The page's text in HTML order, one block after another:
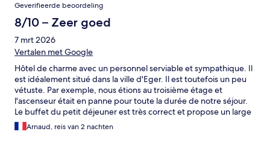
Geverifieerde beoordeling
8/10 – Zeer goed
7 mrt 2026
Vertalen met Google
Hôtel de charme avec un personnel serviable et sympathique. Il
est idéalement situé dans la ville d'Eger. Il est toutefois un peu
vétuste. Par exemple, nous étions au troisième étage et
l'ascenseur était en panne pour toute la durée de notre séjour.
Le buffet du petit déjeuner est très correct et propose un large
choix. Le buffet du dîner offre également un très grand choix
mais est plus décevant.
Arnaud, reis van 2 nachten